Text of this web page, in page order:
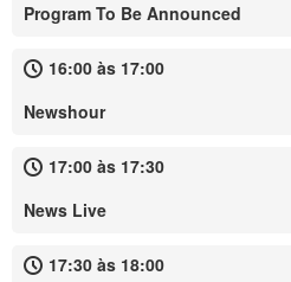
Program To Be Announced
16:00 às 17:00
Newshour
17:00 às 17:30
News Live
17:30 às 18:00